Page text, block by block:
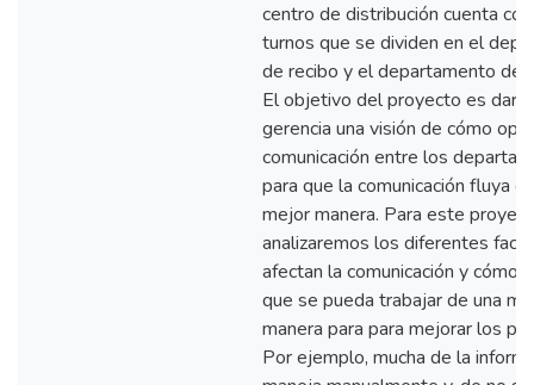
centro de distribución cuenta
turnos que se dividen en el
de recibo y el departamento de
El objetivo del proyecto es
gerencia una visión de cómo
comunicación entre los
para que la comunicación fluya
mejor manera. Para este
analizaremos los diferentes
afectan la comunicación y cómo
que se pueda trabajar de una
manera para para mejorar los
Por ejemplo, mucha de la